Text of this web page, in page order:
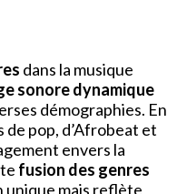
dans la musique
sonore dynamique
démographies. En
pop, d’Afrobeat et
envers la
fusion des genres
unique mais reflète